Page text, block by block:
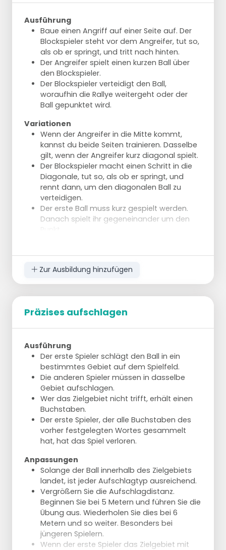
Liegestütze
Ausführung
Baue einen Angriff auf einer Seite auf. Der
Blockspieler steht vor dem Angreifer, tut so,
als ob er springt, und tritt nach hinten.
Der Angreifer spielt einen kurzen Ball über
den Blockspieler.
Der Blockspieler verteidigt den Ball,
woraufhin die Rallye weitergeht oder der
Ball gepunktet wird.
Variationen
Wenn der Angreifer in die Mitte kommt,
kannst du beide Seiten trainieren. Dasselbe
gilt, wenn der Angreifer kurz diagonal spielt.
Der Blockspieler macht einen Schritt in die
Diagonale, tut so, als ob er springt, und
rennt dann, um den diagonalen Ball zu
verteidigen.
Der erste Ball muss kurz gespielt werden.
Danach spielt ihr gegeneinander um den
Ball von einem Tisch aus ein.
Der Angreifer darf versuchen, den Ball im
Zur Ausbildung hinzufügen
Präzises aufschlagen
Ausführung
Der erste Spieler schlägt den Ball in ein
bestimmtes Gebiet auf dem Spielfeld.
Die anderen Spieler müssen in dasselbe
Gebiet aufschlagen.
Wer das Zielgebiet nicht trifft, erhält einen
Buchstaben.
Der erste Spieler, der alle Buchstaben des
vorher festgelegten Wortes gesammelt
hat, hat das Spiel verloren.
Anpassungen
Solange der Ball innerhalb des Zielgebiets
landet, ist jeder Aufschlagtyp ausreichend.
Vergrößern Sie die Aufschlagdistanz.
Beginnen Sie bei 5 Metern und führen Sie die
Übung aus. Wiederholen Sie dies bei 6
Metern und so weiter. Besonders bei
jüngeren Spielern.
Wenn der erste Spieler das Zielgebiet mit